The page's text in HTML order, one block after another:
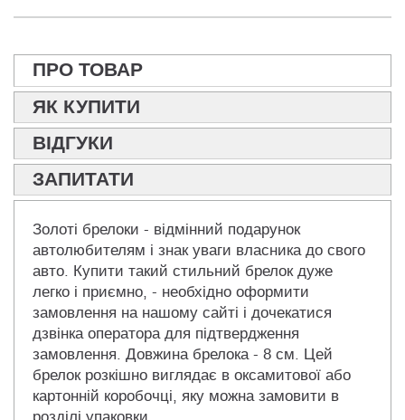
ПРО ТОВАР
ЯК КУПИТИ
ВІДГУКИ
ЗАПИТАТИ
Золоті брелоки - відмінний подарунок
автолюбителям і знак уваги власника до свого
авто. Купити такий стильний брелок дуже
легко і приємно, - необхідно оформити
замовлення на нашому сайті і дочекатися
дзвінка оператора для підтвердження
замовлення. Довжина брелока - 8 см. Цей
брелок розкішно виглядає в оксамитової або
картонній коробочці, яку можна замовити в